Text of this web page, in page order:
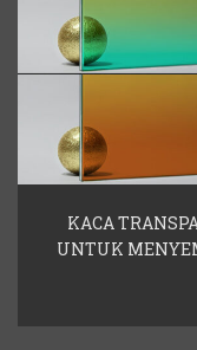
KACA
UNTUK